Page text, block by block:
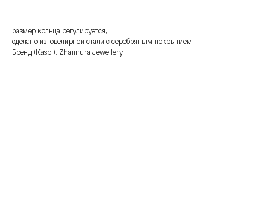
размер кольца регулируется,
сделано из ювелирной стали с серебряным покрытием
Бренд (Kaspi): Zhannura Jewellery